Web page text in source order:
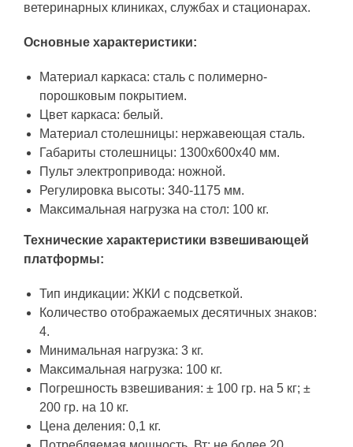
ветеринарных клиниках, службах и стационарах.
Основные характеристики:
Материал каркаса: сталь с полимерно-
порошковым покрытием.
Цвет каркаса: белый.
Материал столешницы: нержавеющая сталь.
Габариты столешницы: 1300х600х40 мм.
Пульт электропривода: ножной.
Регулировка высоты: 340-1175 мм.
Максимальная нагрузка на стол: 100 кг.
Технические характеристики взвешивающей
платформы:
Тип индикации: ЖКИ с подсветкой.
Количество отображаемых десятичных знаков:
4.
Минимальная нагрузка: 3 кг.
Максимальная нагрузка: 100 кг.
Погрешность взвешивания: ± 100 гр. на 5 кг; ±
200 гр. на 10 кг.
Цена деления: 0,1 кг.